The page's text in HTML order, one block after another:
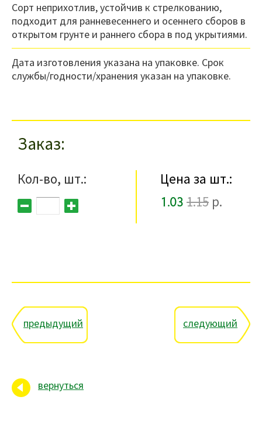
Сорт неприхотлив, устойчив к стрелкованию,
подходит для ранневесеннего и осеннего сборов в
открытом грунте и раннего сбора в под укрытиями.
Дата изготовления указана на упаковке. Срок
службы/годности/хранения указан на упаковке.
Заказ
Кол-во, шт.:
Цена за шт.:
1.03 1.15 р.
предыдущий следующий
вернуться